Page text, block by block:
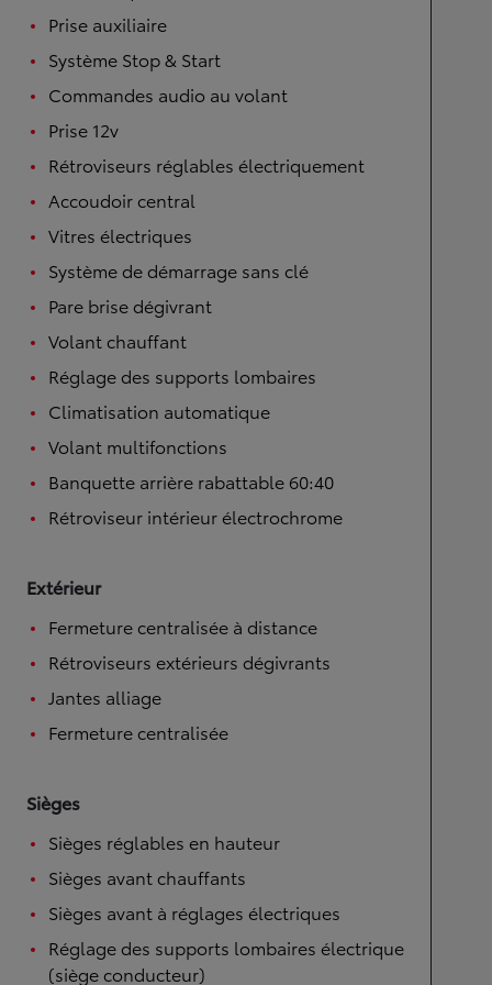
Prise auxiliaire
Système Stop & Start
Commandes audio au volant
Prise 12v
Rétroviseurs réglables électriquement
Accoudoir central
Vitres électriques
Système de démarrage sans clé
Pare brise dégivrant
Volant chauffant
Réglage des supports lombaires
Climatisation automatique
Volant multifonctions
Banquette arrière rabattable 60:40
Rétroviseur intérieur électrochrome
Extérieur
Fermeture centralisée à distance
Rétroviseurs extérieurs dégivrants
Jantes alliage
Fermeture centralisée
Sièges
Sièges réglables en hauteur
Sièges avant chauffants
Sièges avant à réglages électriques
Réglage des supports lombaires électrique
(siège conducteur)